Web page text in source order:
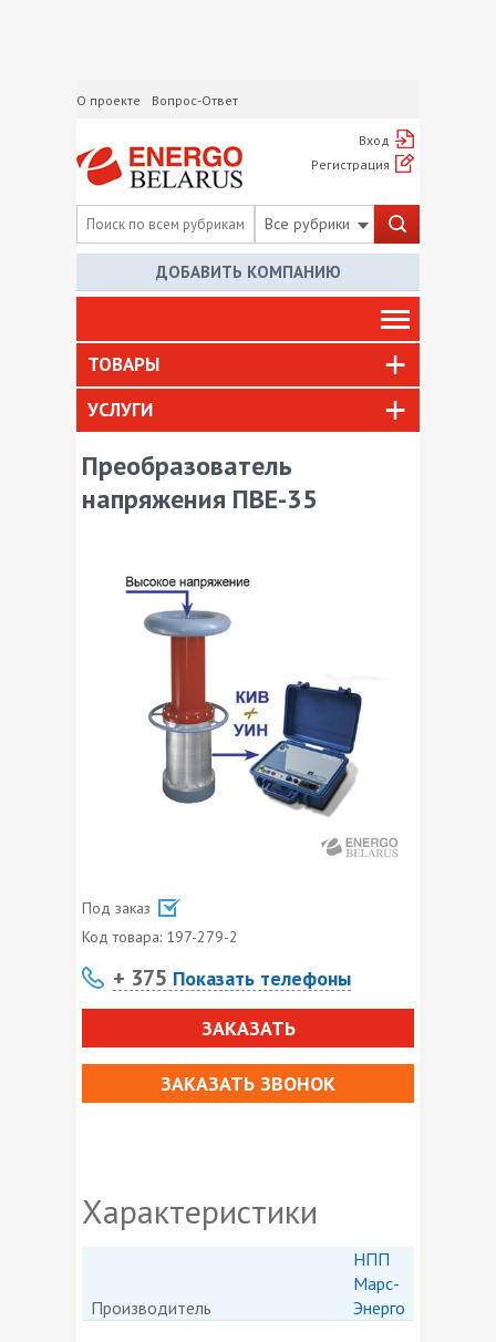
О проекте Вопрос-Ответ
Вход
Регистрация
Все рубрики
ДОБАВИТЬ КОМПАНИЮ
ТОВАРЫ
УСЛУГИ
Преобразователь
напряжения ПВЕ-35
Под заказ
Код товара: 197-279-2
+ 375 Показать телефоны
ЗАКАЗАТЬ
ЗАКАЗАТЬ ЗВОНОК
Характеристики
Производитель
НПП
Марс-
Энерго